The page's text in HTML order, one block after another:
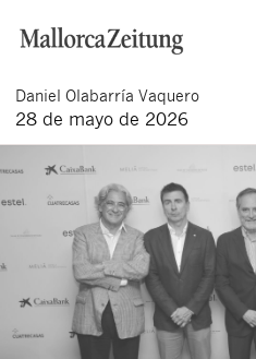
Daniel Olabarría Vaquero
28 de mayo de 2026